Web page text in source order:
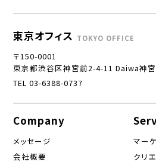
東京オフィス TOKYO OFFICE
〒150-0001
東京都渋谷区神宮前2-4-11 Daiwa神宮
TEL 03-6388-0737
Company
メッセージ
会社概要
マー
クリ